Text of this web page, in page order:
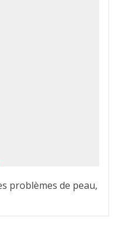
problèmes de peau,